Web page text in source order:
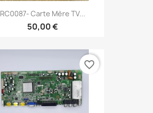
RC0087- Carte Mère TV...
50,00 €
favorite_border